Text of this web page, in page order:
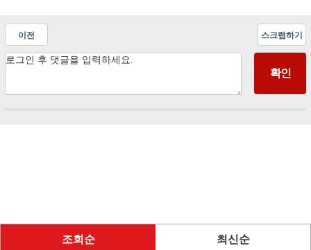
이전 스크랩하기
조회순 최신순